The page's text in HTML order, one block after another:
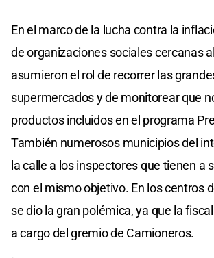
En el marco de la lucha contra la
de organizaciones sociales cercanas
asumieron el rol de recorrer las
supermercados y de monitorear que
productos incluidos en el programa
También numerosos municipios del
la calle a los inspectores que tienen a
con el mismo objetivo. En los centros
se dio la gran polémica, ya que la
a cargo del gremio de Camioneros.